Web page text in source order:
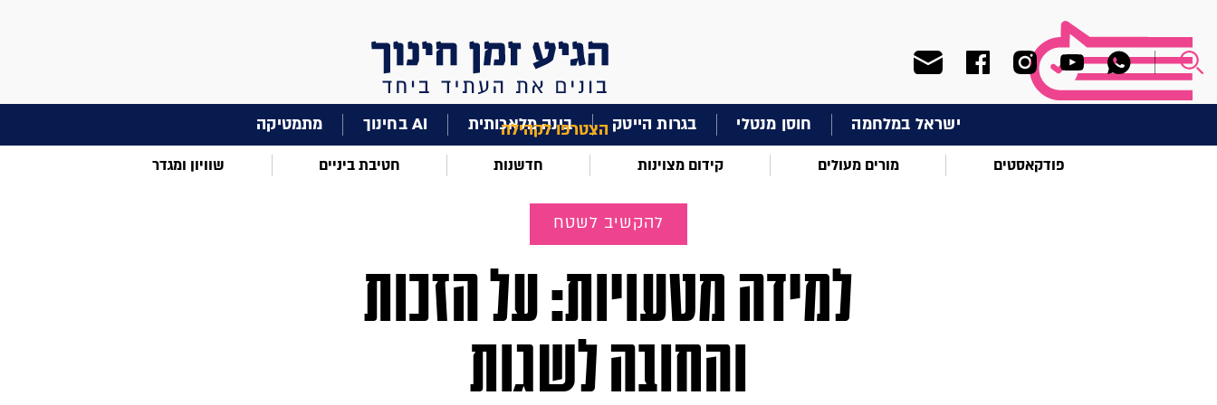
הצטרפו לקהילה ישראל במלחמה חוסן מנטלי בגרות הייטק בינה מלאכותית AI בחינוך מתמטיקה
פודקאסטים מורים מעולים קידום מצוינות חדשנות חטיבת ביניים שוויון ומגדר
להקשיב לשטח
למידה מטעויות: על הזכות
והחובה לשגות